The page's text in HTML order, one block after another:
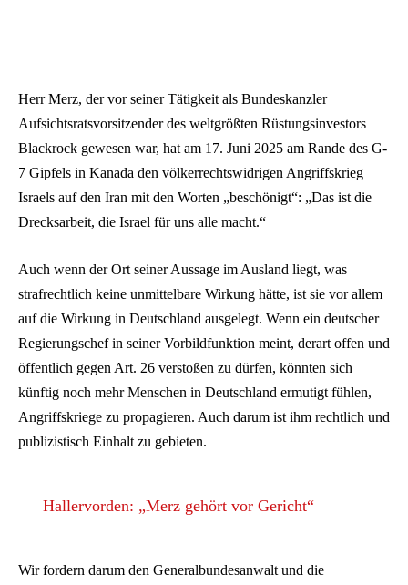
Herr Merz, der vor seiner Tätigkeit als Bundeskanzler
Aufsichtsratsvorsitzender des weltgrößten Rüstungsinvestors
Blackrock gewesen war, hat am 17. Juni 2025 am Rande des G-
7 Gipfels in Kanada den völkerrechtswidrigen Angriffskrieg
Israels auf den Iran mit den Worten „beschönigt“: „Das ist die
Drecksarbeit, die Israel für uns alle macht.“
Auch wenn der Ort seiner Aussage im Ausland liegt, was
strafrechtlich keine unmittelbare Wirkung hätte, ist sie vor allem
auf die Wirkung in Deutschland ausgelegt. Wenn ein deutscher
Regierungschef in seiner Vorbildfunktion meint, derart offen und
öffentlich gegen Art. 26 verstoßen zu dürfen, könnten sich
künftig noch mehr Menschen in Deutschland ermutigt fühlen,
Angriffskriege zu propagieren. Auch darum ist ihm rechtlich und
publizistisch Einhalt zu gebieten.
Hallervorden: „Merz gehört vor Gericht“
Wir fordern darum den Generalbundesanwalt und die